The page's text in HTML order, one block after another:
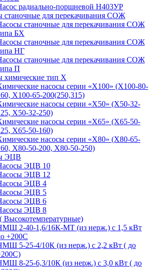
радиально-поршневой Н403УР
станочные для перекачивания СОЖ
станочные для перекачивания СОЖ
БХ
станочные для перекачивания СОЖ
НГ
станочные для перекачивания СОЖ
П
химические тип Х
насосы серии «Х100» (Х100-80-
Х100-65-200(250,315)
насосы серии «Х50» (Х50-32-
Х50-32-250)
насосы серии «Х65» (Х65-50-
Х65-50-160)
насосы серии «Х80» (Х80-65-
Х80-50-200, Х80-50-250)
ЭЦВ
ЭЦВ 10
ЭЦВ 12
ЭЦВ 4
ЭЦВ 5
ЭЦВ 6
ЭЦВ 8
2-40-1,6/16К-МТ (из нерж.) с 1,5 кВт
+200С
5-25-4/10К (из нерж.) с 2,2 кВт ( до
8-25-6,3/10К (из нерж.) с 3,0 кВт ( до